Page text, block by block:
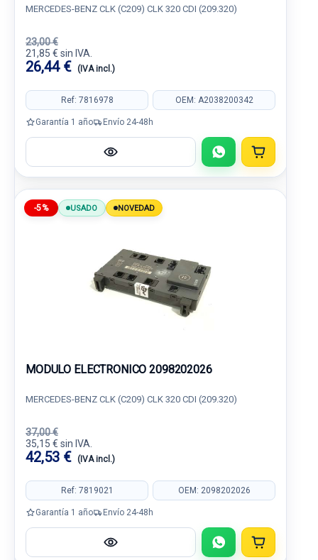
MERCEDES-BENZ CLK (C209) CLK 320 CDI (209.320)
23,00 €
21,85 € sin IVA.
26,44 € (IVA incl.)
Ref: 7816978 OEM: A2038200342
Garantía 1 año Envío 24-48h
-5% USADO NOVEDAD
MODULO ELECTRONICO 2098202026
MERCEDES-BENZ CLK (C209) CLK 320 CDI (209.320)
37,00 €
35,15 € sin IVA.
42,53 € (IVA incl.)
Ref: 7819021 OEM: 2098202026
Garantía 1 año Envío 24-48h